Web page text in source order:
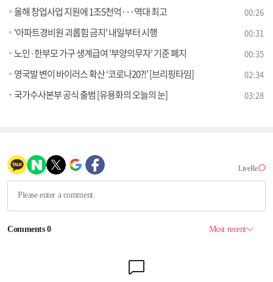
올해 창업사업 지원에 1조5천억···역대 최고 00:26
'아파트경비원 괴롭힘 금지' 내일부터 시행 00:31
노인·한부모 가구 생계급여 '부양의무자' 기준 폐지 00:35
영국발 변이 바이러스 확산 ‘코로나20?!’ [브리핑타임] 02:34
국가수사본부 공식 출범 [유용화의 오늘의 눈] 03:28